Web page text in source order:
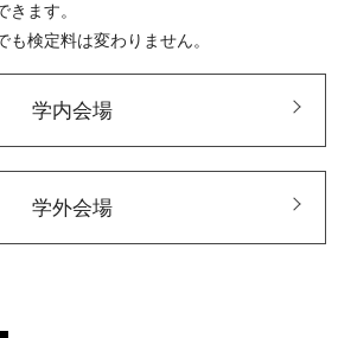
ます。
検定料は変わりません。
学内会場
学外会場